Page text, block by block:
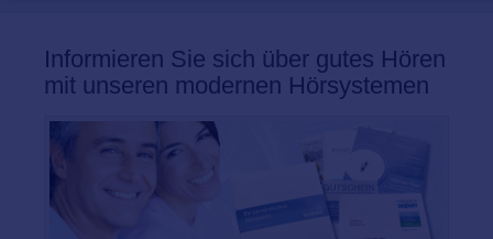
Informieren Sie sich über gutes Hören
mit unseren modernen Hörsystemen